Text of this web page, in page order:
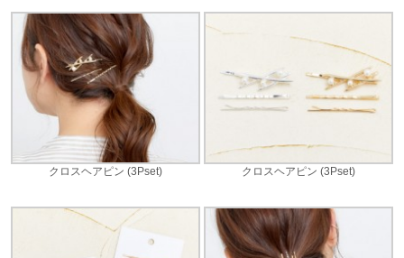
クロスヘアピン (3Pset) クロスヘアピン (3Pset)